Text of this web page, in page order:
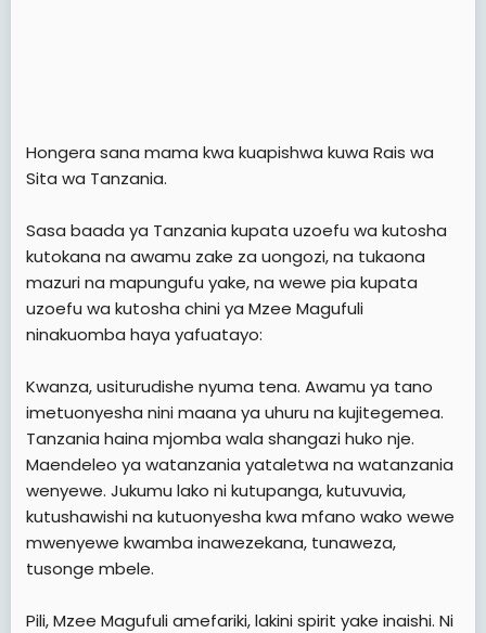
Hongera sana mama kwa kuapishwa kuwa Rais wa
Sita wa Tanzania.
Sasa baada ya Tanzania kupata uzoefu wa kutosha
kutokana na awamu zake za uongozi, na tukaona
mazuri na mapungufu yake, na wewe pia kupata
uzoefu wa kutosha chini ya Mzee Magufuli
ninakuomba haya yafuatayo:
Kwanza, usiturudishe nyuma tena. Awamu ya tano
imetuonyesha nini maana ya uhuru na kujitegemea.
Tanzania haina mjomba wala shangazi huko nje.
Maendeleo ya watanzania yataletwa na watanzania
wenyewe. Jukumu lako ni kutupanga, kutuvuvia,
kutushawishi na kutuonyesha kwa mfano wako wewe
mwenyewe kwamba inawezekana, tunaweza,
tusonge mbele.
Pili, Mzee Magufuli amefariki, lakini spirit yake inaishi. Ni